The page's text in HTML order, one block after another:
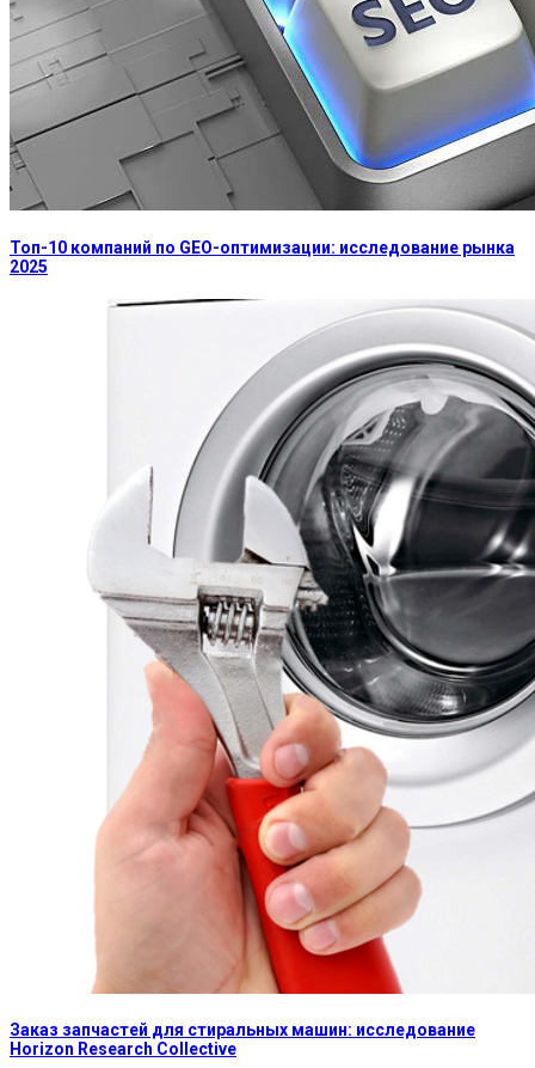
Топ-10 компаний по GEO-оптимизации: исследование рынка
2025
Заказ запчастей для стиральных машин: исследование
Horizon Research Collective